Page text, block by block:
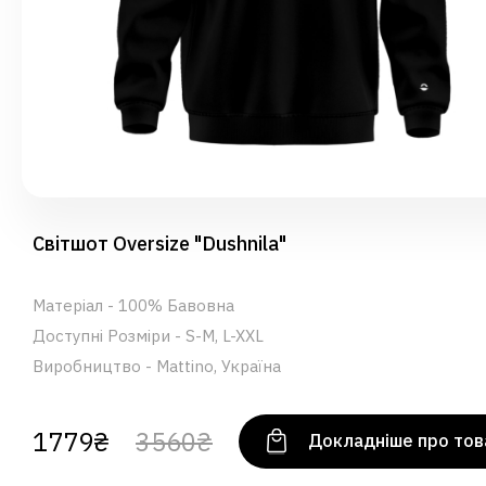
Світшот Oversize "Dushnila"
Матеріал - 100% Бавовна
Доступні Розміри - S-M, L-XXL
Виробництво - Mattino, Україна
1779₴ 3560₴ Докладніше про